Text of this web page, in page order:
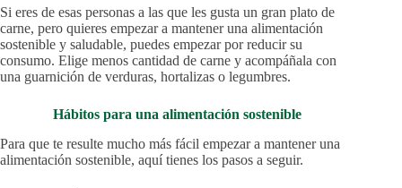
Si eres de esas personas a las que les gusta un gran plato de
carne, pero quieres empezar a mantener una alimentación
sostenible y saludable, puedes empezar por reducir su
consumo. Elige menos cantidad de carne y acompáñala con
una guarnición de verduras, hortalizas o legumbres.
Hábitos para una alimentación sostenible
Para que te resulte mucho más fácil empezar a mantener una
alimentación sostenible, aquí tienes los pasos a seguir.